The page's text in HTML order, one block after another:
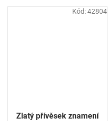
Zlatý přívěsek znamení
Kód:42804